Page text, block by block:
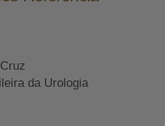
da Urologia